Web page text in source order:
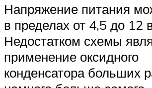
Напряжение питания
в пределах от 4,5 до 12
Недостатком схемы
применение оксидного
конденсатора больших